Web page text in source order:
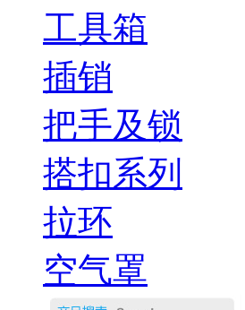
工具箱
插销
把手及锁
搭扣系列
拉环
空气罩